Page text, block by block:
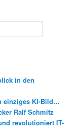
in den
einziges KI-Bild…
Ralf Schmitz
revolutioniert IT-